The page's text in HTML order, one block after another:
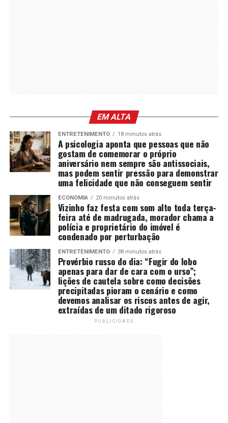
EM ALTA
ENTRETENIMENTO 18 minutos atrás
A psicologia aponta que pessoas que não
gostam de comemorar o próprio
aniversário nem sempre são antissociais,
mas podem sentir pressão para demonstrar
uma felicidade que não conseguem sentir
ECONOMIA 20 minutos atrás
Vizinho faz festa com som alto toda terça-
feira até de madrugada, morador chama a
polícia e proprietário do imóvel é
condenado por perturbação
ENTRETENIMENTO 38 minutos atrás
Provérbio russo do dia: “Fugir do lobo
apenas para dar de cara com o urso”;
lições de cautela sobre como decisões
precipitadas pioram o cenário e como
devemos analisar os riscos antes de agir,
extraídas de um ditado rigoroso
PUBLICIDADE